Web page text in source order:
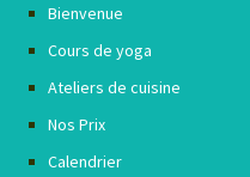
Bienvenue
Cours de yoga
Ateliers de cuisine
Nos Prix
Calendrier